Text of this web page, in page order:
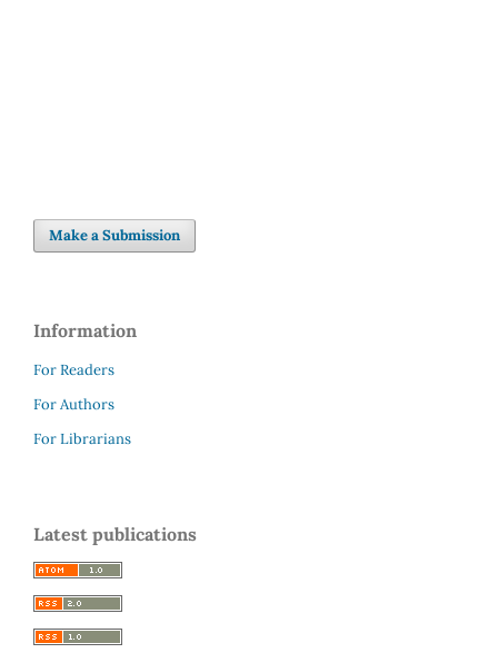
Make a Submission
Information
For Readers
For Authors
For Librarians
Latest publications